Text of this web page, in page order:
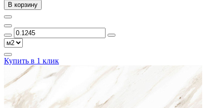
В корзину
Купить в 1 клик